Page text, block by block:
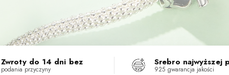
Zwroty do 14 dni bez
podania przyczyny
Srebro najwyższej
925 gwarancja jakości